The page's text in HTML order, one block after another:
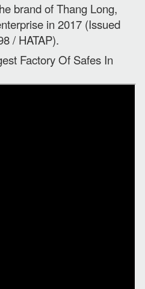
brand of Thang Long,
in 2017 (Issued
/ HATAP).
Factory Of Safes In